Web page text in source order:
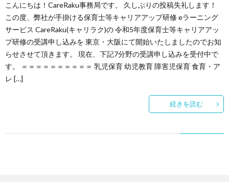
こんにちは！CareRaku事務局です。 久しぶりの投稿失礼します！
この度、弊社が手掛ける保育士等キャリアアップ研修 eラーニング
サービス CareRaku(キャリラク)の 令和5年度保育士等キャリアアッ
プ研修の受講申し込みを 東京・大阪にて開始いたしましたのでお知
らせさせて頂きます。 現在、下記7分野の受講申し込みを受付中で
す。 ＝＝＝＝＝＝＝＝＝＝ 乳児保育 幼児教育 障害児保育 食育・ア
レ […]
続きを読む